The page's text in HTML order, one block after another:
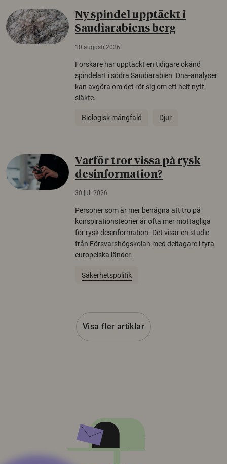
Ny spindel upptäckt i
Saudiarabiens berg
10 augusti 2026
Forskare har upptäckt en tidigare okänd
spindelart i södra Saudiarabien. Dna-analyser
kan avgöra om det rör sig om ett helt nytt
släkte.
Biologisk mångfald Djur
Varför tror vissa på rysk
desinformation?
30 juli 2026
Personer som är mer benägna att tro på
konspirationsteorier är ofta mer mottagliga
för rysk desinformation. Det visar en studie
från Försvarshögskolan med deltagare i fyra
europeiska länder.
Säkerhetspolitik
Visa fler artiklar